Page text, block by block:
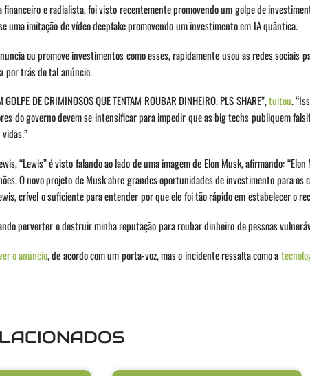
e radialista, foi visto recentemente promovendo um golpe de
uma imitação de vídeo deepfake promovendo um investimento em IA quântica.
ou promove investimentos como esses, rapidamente usou as redes sociais
por trás de tal anúncio.
GOLPE DE CRIMINOSOS QUE TENTAM ROUBAR DINHEIRO. PLS SHARE”,tuitou.
do governo devem se intensificar para impedir que as big techs publiquem
“Lewis” é visto falando ao lado de uma imagem de Elon Musk, afirmando:
O novo projeto de Musk abre grandes oportunidades de investimento para os
crível o suficiente para entender por que ele foi tão rápido em estabelecer o
perverter e destruir minha reputação para roubar dinheiro de pessoas
o anúncio, de acordo com um porta-voz, mas o incidente ressalta como a